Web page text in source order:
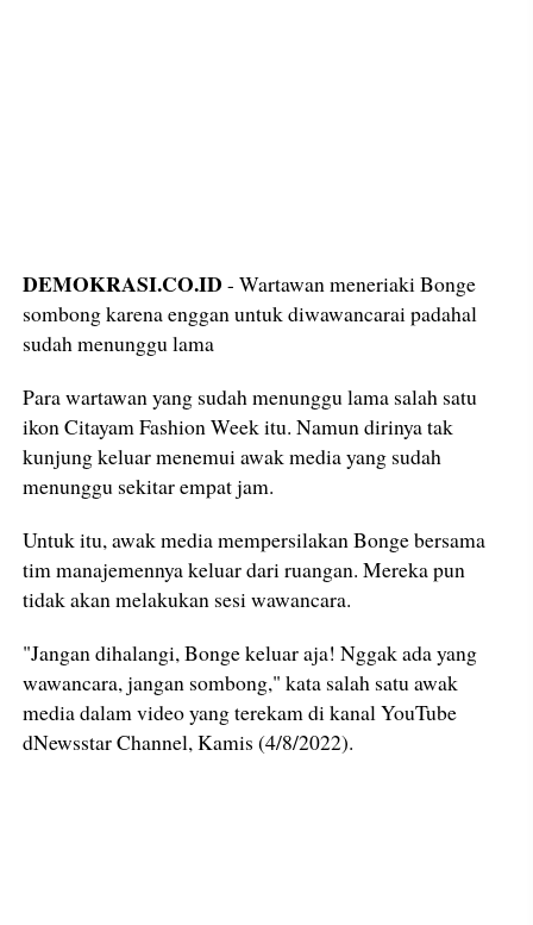
DEMOKRASI.CO.ID - Wartawan meneriaki Bonge
sombong karena enggan untuk diwawancarai padahal
sudah menunggu lama
Para wartawan yang sudah menunggu lama salah satu
ikon Citayam Fashion Week itu. Namun dirinya tak
kunjung keluar menemui awak media yang sudah
menunggu sekitar empat jam.
Untuk itu, awak media mempersilakan Bonge bersama
tim manajemennya keluar dari ruangan. Mereka pun
tidak akan melakukan sesi wawancara.
"Jangan dihalangi, Bonge keluar aja! Nggak ada yang
wawancara, jangan sombong," kata salah satu awak
media dalam video yang terekam di kanal YouTube
dNewsstar Channel, Kamis (4/8/2022).